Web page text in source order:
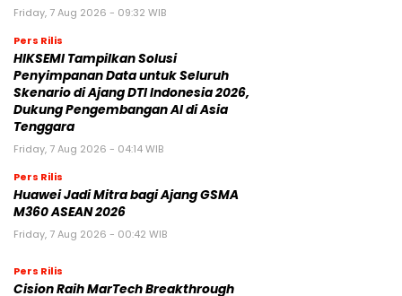
Friday, 7 Aug 2026 - 09:32 WIB
Pers Rilis
HIKSEMI Tampilkan Solusi
Penyimpanan Data untuk Seluruh
Skenario di Ajang DTI Indonesia 2026,
Dukung Pengembangan AI di Asia
Tenggara
Friday, 7 Aug 2026 - 04:14 WIB
Pers Rilis
Huawei Jadi Mitra bagi Ajang GSMA
M360 ASEAN 2026
Friday, 7 Aug 2026 - 00:42 WIB
Pers Rilis
Cision Raih MarTech Breakthrough